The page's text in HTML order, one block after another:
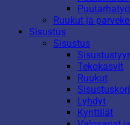
Ruukut ja
Sisustus
Sisustus
Tekokasvit
Ruukut
Lyhdyt
Kynttilät